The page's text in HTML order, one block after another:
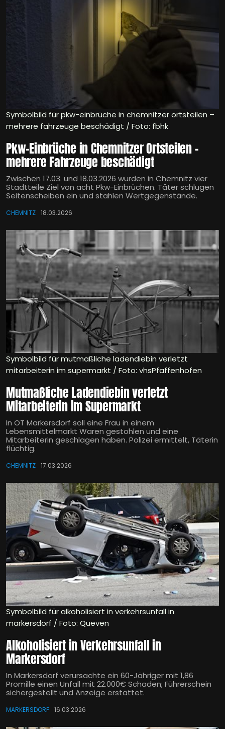
Symbolbild für pkw-einbrüche in chemnitzer ortsteilen –
mehrere fahrzeuge beschädigt / Foto: fbhk
Pkw-Einbrüche in Chemnitzer Ortsteilen –
mehrere Fahrzeuge beschädigt
Zwischen 17.03. und 18.03.2026 wurden in Chemnitz vier
Stadtteile Ziel von acht Pkw-Einbrüchen. Täter schlugen
Seitenscheiben ein und stahlen Wertgegenstände.
CHEMNITZ 18.03.2026
Symbolbild für mutmaßliche ladendiebin verletzt
mitarbeiterin im supermarkt / Foto: vhsPfaffenhofen
Mutmaßliche Ladendiebin verletzt
Mitarbeiterin im Supermarkt
In OT Markersdorf soll eine Frau in einem
Lebensmittelmarkt Waren gestohlen und eine
Mitarbeiterin geschlagen haben. Polizei ermittelt, Täterin
flüchtig.
CHEMNITZ 17.03.2026
Symbolbild für alkoholisiert in verkehrsunfall in
markersdorf / Foto: Queven
Alkoholisiert in Verkehrsunfall in
Markersdorf
In Markersdorf verursachte ein 60-Jähriger mit 1,86
Promille einen Unfall mit 22.000€ Schaden; Führerschein
sichergestellt und Anzeige erstattet.
MARKERSDORF 16.03.2026